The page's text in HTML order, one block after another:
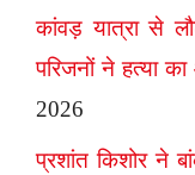
कांवड़ यात्रा से
परिजनों ने हत्या
2026
प्रशांत किशोर ने